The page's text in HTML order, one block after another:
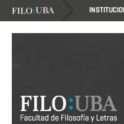
HTTP://EDUCACION.FILO.UBA.AR/